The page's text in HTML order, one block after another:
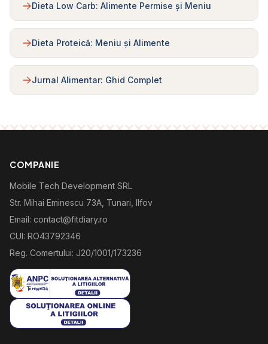
Dieta Low Carb: Alimente Permise și Meniu
Dieta Proteică: Meniu și Alimente
Jurnal Alimentar: Ghid Complet
COMPANIE
Mobile Tech Development SRL
Str. Mihai Eminescu 73A, Tunari, Ilfov
Email: contact@fitdiary.ro
CUI: RO43792346
Reg. Comertului: J20/1001/173236